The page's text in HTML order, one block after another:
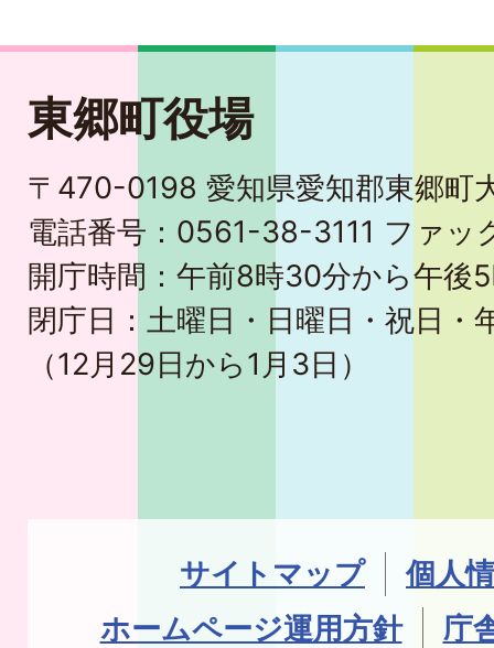
東郷町役場
〒470-0198 愛知県愛知郡東郷町
電話番号：0561-38-3111 ファ
開庁時間：午前8時30分から午後
閉庁日：土曜日・日曜日・祝日・
（12月29日から1月3日）
サイトマップ
個人
ホームページ運用方針
庁